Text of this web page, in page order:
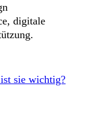
digitale
sie wichtig?